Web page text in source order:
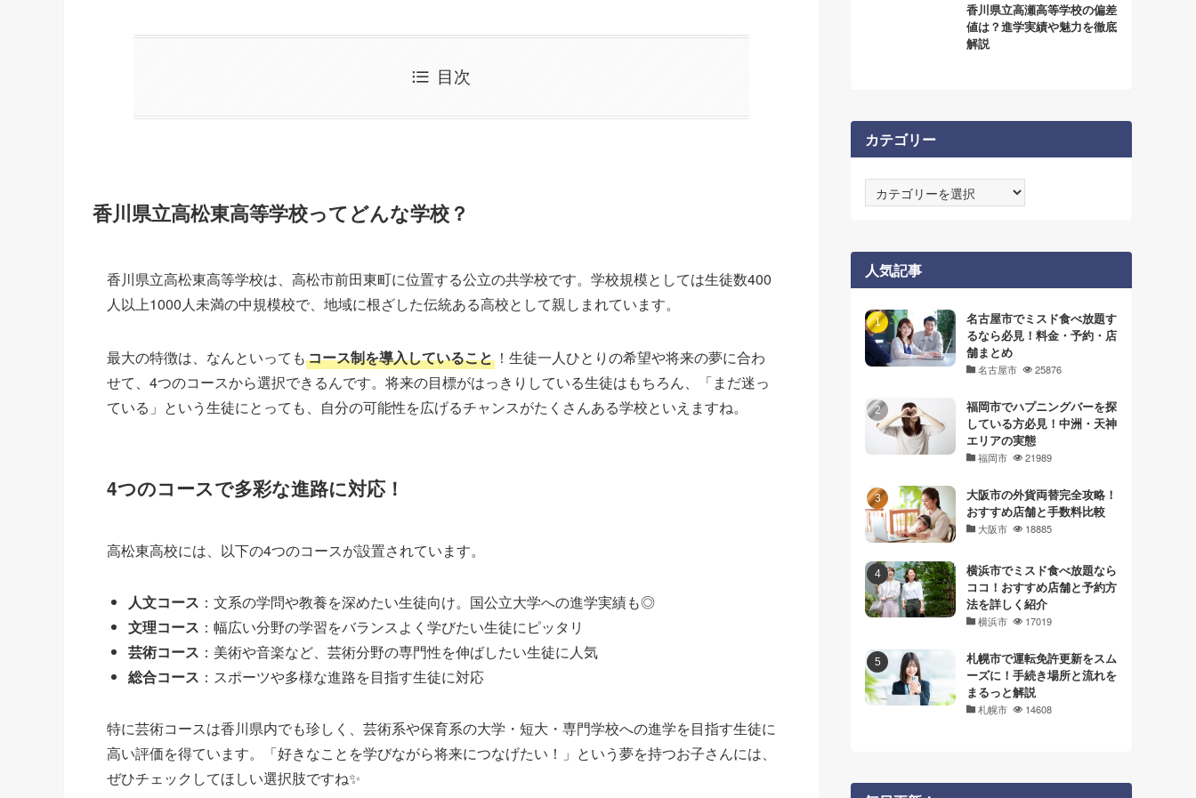
目次
香川県立高松東高等学校ってどんな学校？
香川県立高松東高等学校は、高松市前田東町に位置する公立の共学校です。学校規模としては生徒数400
人以上1000人未満の中規模校で、地域に根ざした伝統ある高校として親しまれています。
最大の特徴は、なんといってもコース制を導入していること ！生徒一人ひとりの希望や将来の夢に合わ
せて、4つのコースから選択できるんです。将来の目標がはっきりしている生徒はもちろん、「まだ迷っ
ている」という生徒にとっても、自分の可能性を広げるチャンスがたくさんある学校といえますね。
4つのコースで多彩な進路に対応！
高松東高校には、以下の4つのコースが設置されています。
人文コース ：文系の学問や教養を深めたい生徒向け。国公立大学への進学実績も◎
文理コース ：幅広い分野の学習をバランスよく学びたい生徒にピッタリ
芸術コース ：美術や音楽など、芸術分野の専門性を伸ばしたい生徒に人気
総合コース ：スポーツや多様な進路を目指す生徒に対応
特に芸術コースは香川県内でも珍しく、芸術系や保育系の大学・短大・専門学校への進学を目指す生徒に
高い評価を得ています。「好きなことを学びながら将来につなげたい！」という夢を持つお子さんには、
ぜひチェックしてほしい選択肢ですね✨
香川県立高瀬高等学校の偏差
値は？進学実績や魅力を徹底
解説
カテゴリー
テ
ー
人気記事
名古屋市でミスド食べ放題す
るなら必見！料金・予約・店
舗まとめ
名古屋市 25876
福岡市でハプニングバーを探
している方必見！中洲・天神
エリアの実態
福岡市 21989
大阪市の外貨両替完全攻略！
おすすめ店舗と手数料比較
大阪市 18885
横浜市でミスド食べ放題なら
ココ！おすすめ店舗と予約方
法を詳しく紹介
横浜市 17019
札幌市で運転免許更新をスム
ーズに！手続き場所と流れを
まるっと解説
札幌市 14608